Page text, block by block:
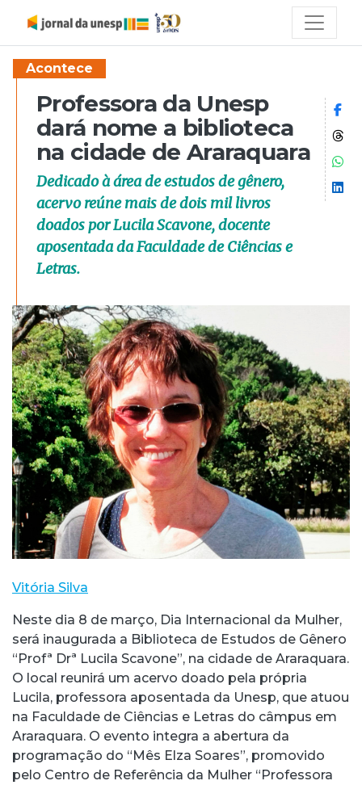
Acontece
Professora da Unesp
dará nome a biblioteca
na cidade de Araraquara
Dedicado à área de estudos de gênero,
acervo reúne mais de dois mil livros
doados por Lucila Scavone, docente
aposentada da Faculdade de Ciências e
Letras.
Vitória Silva
Neste dia 8 de março, Dia Internacional da Mulher,
será inaugurada a Biblioteca de Estudos de Gênero
“Profª Drª Lucila Scavone”, na cidade de Araraquara.
O local reunirá um acervo doado pela própria
Lucila, professora aposentada da Unesp, que atuou
na Faculdade de Ciências e Letras do câmpus em
Araraquara. O evento integra a abertura da
programação do “Mês Elza Soares”, promovido
pelo Centro de Referência da Mulher “Professora